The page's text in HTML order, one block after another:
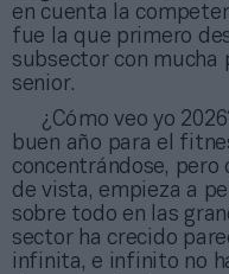
en cuenta la
fue la que primero
subsector con mucha
senior.
¿Cómo veo yo
buen año para el
concentrándose,
de vista, empieza a
sobre todo en las
sector ha crecido
infinita, e infinito no